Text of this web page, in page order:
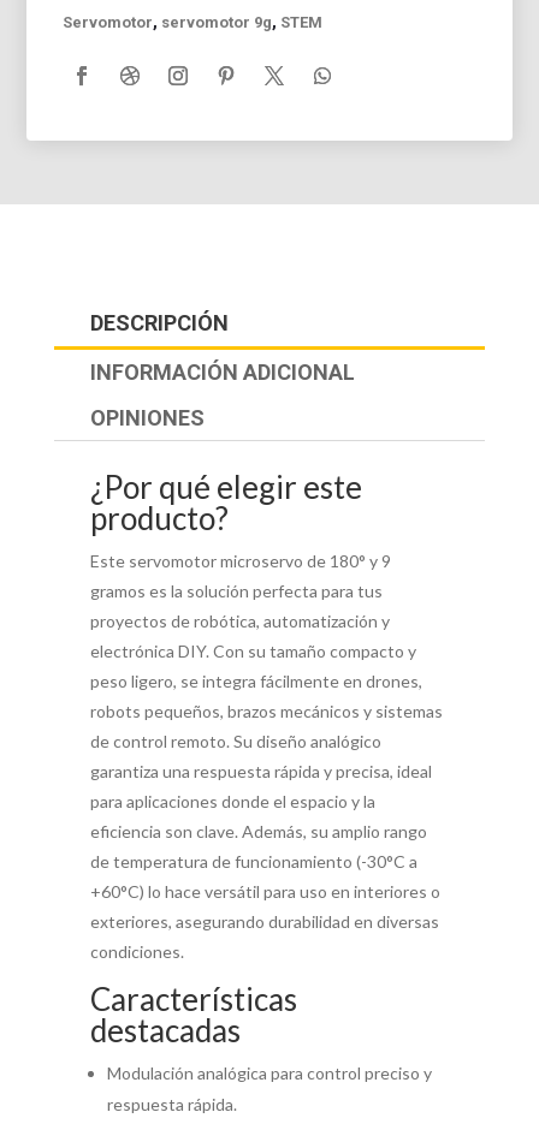
DIY
Servomotor, servomotor 9g, STEM
DESCRIPCIÓN
INFORMACIÓN ADICIONAL
OPINIONES
¿Por qué elegir este
producto?
Este servomotor microservo de 180° y 9
gramos es la solución perfecta para tus
proyectos de robótica, automatización y
electrónica DIY. Con su tamaño compacto y
peso ligero, se integra fácilmente en drones,
robots pequeños, brazos mecánicos y sistemas
de control remoto. Su diseño analógico
garantiza una respuesta rápida y precisa, ideal
para aplicaciones donde el espacio y la
eficiencia son clave. Además, su amplio rango
de temperatura de funcionamiento (-30°C a
+60°C) lo hace versátil para uso en interiores o
exteriores, asegurando durabilidad en diversas
condiciones.
Características
destacadas
Modulación analógica para control preciso y
respuesta rápida.